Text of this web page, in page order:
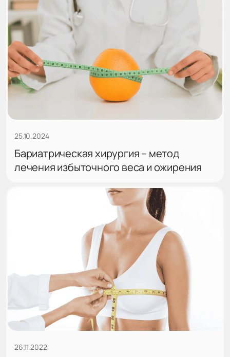
25.10.2024
Бариатрическая хирургия – метод
лечения избыточного веса и ожирения
26.11.2022